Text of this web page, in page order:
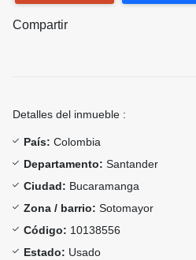
Compartir
Detalles del inmueble :
País: Colombia
Departamento: Santander
Ciudad: Bucaramanga
Zona / barrio: Sotomayor
Código: 10138556
Estado: Usado